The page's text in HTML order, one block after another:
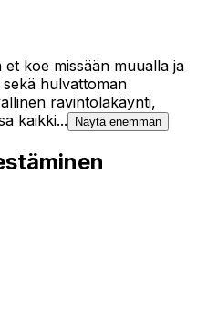
koe missään muualla ja
hulvattoman
ravintolakäynti,
kaikki...
Näytä enemmän